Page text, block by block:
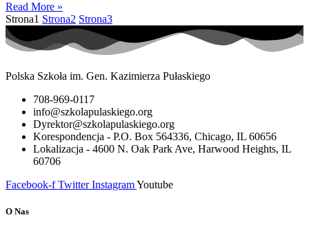
Read More »
Strona1 Strona2 Strona3
Polska Szkoła im. Gen. Kazimierza Pułaskiego
708-969-0117
info@szkolapulaskiego.org
Dyrektor@szkolapulaskiego.org
Korespondencja - P.O. Box 564336, Chicago, IL 60656
Lokalizacja - 4600 N. Oak Park Ave, Harwood Heights, IL
60706
Facebook-f Twitter InstagramYoutube
O Nas